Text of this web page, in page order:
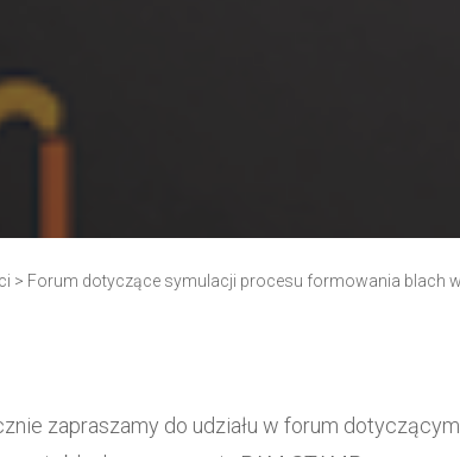
> Forum dotyczące symulacji procesu formowania blach
zapraszamy do udziału w forum